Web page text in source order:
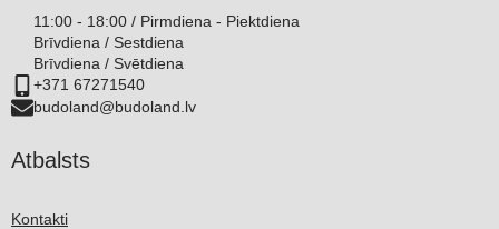
11:00 - 18:00 / Pirmdiena - Piektdiena
Brīvdiena / Sestdiena
Brīvdiena / Svētdiena
+371 67271540
budoland@budoland.lv
Atbalsts
Kontakti